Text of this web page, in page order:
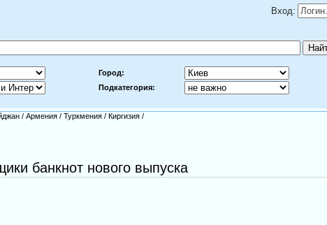
Вход:
Город:
Подкатегория:
/ Армения / Туркмения / Киргизия /
банкнот нового выпуска